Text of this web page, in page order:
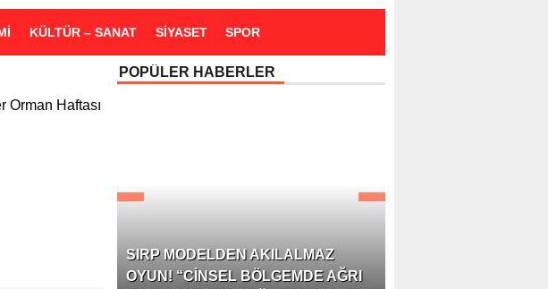
KÜLTÜR – SANAT SİYASET SPOR
Haftası
POPÜLER HABERLER
SIRP MODELDEN AKILALMAZ
OYUN! “CINSEL BÖLGEMDE AĞRI